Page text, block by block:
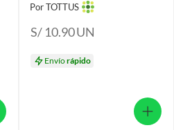
Por TOTTUS
S/ 10.90UN
Envíorápido